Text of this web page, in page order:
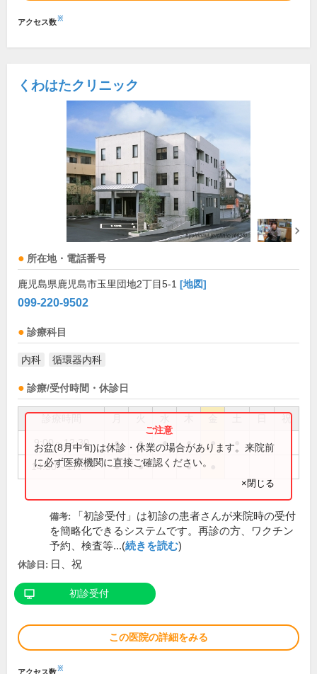
アクセス数※
くわはたクリニック
所在地・電話番号
鹿児島県鹿児島市玉里団地2丁目5-1 [地図]
099-220-9502
診療科目
内科 循環器内科
診療/受付時間・休診日
祝
9:00～12:30 ● ● ● ● ●
14:30～17:30 ● ● ●
お盆(8月中旬)は休診・休業の場合があります。来院前
に必ず医療機関に直接ご確認ください。
×閉じる
備考:
「初診受付」は初診の患者さんが来院時の受付
を簡略化できるシステムです。再診の方、ワクチン
予約、検査等...(続きを読む)
休診日: 日、祝
初診受付
この医院の詳細をみる
アクセス数※